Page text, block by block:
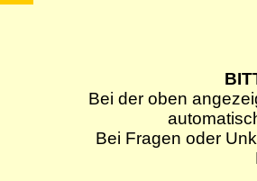
Bei der oben
Bei Fragen oder